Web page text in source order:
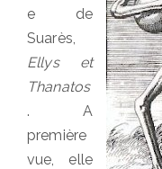
e de
Suarès,
Ellys et
Thanatos
. A
première
vue, elle